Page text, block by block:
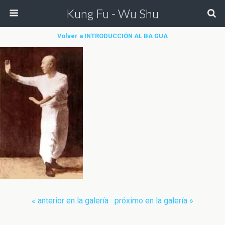
Kung Fu - Wu Shu
Volver a INTRODUCCIÓN AL BA GUA
« anterior en la galería próximo en la galería »